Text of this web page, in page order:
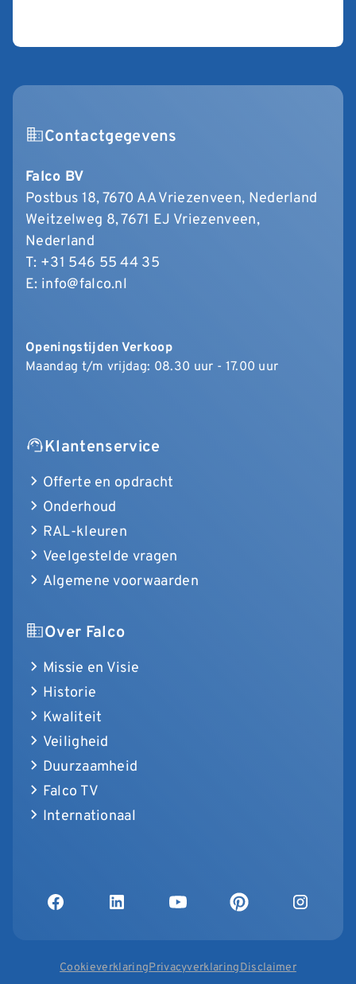
Contactgegevens
Falco BV
Postbus 18, 7670 AA Vriezenveen, Nederland
Weitzelweg 8, 7671 EJ Vriezenveen,
Nederland
T: +31 546 55 44 35
E: info@falco.nl
Openingstijden Verkoop
Maandag t/m vrijdag: 08.30 uur - 17.00 uur
Klantenservice
Offerte en opdracht
Onderhoud
RAL-kleuren
Veelgestelde vragen
Algemene voorwaarden
Over Falco
Missie en Visie
Historie
Kwaliteit
Veiligheid
Duurzaamheid
Falco TV
Internationaal
CookieverklaringPrivacyverklaringDisclaimer